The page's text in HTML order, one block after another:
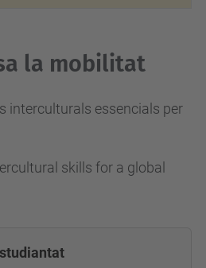
la mobilitat
interculturals essencials per
skills for a global